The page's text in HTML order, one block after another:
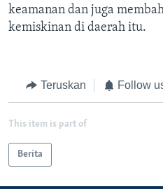
keamanan dan juga
kemiskinan di daerah itu.
Teruskan Follow
This item is part of
Berita